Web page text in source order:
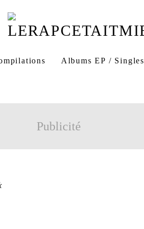
Albums EP / Singles
Publicité